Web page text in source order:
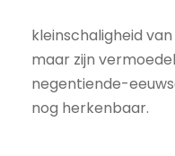
kleinschaligheid
maar zijn
negentiende-
nog herkenbaar.